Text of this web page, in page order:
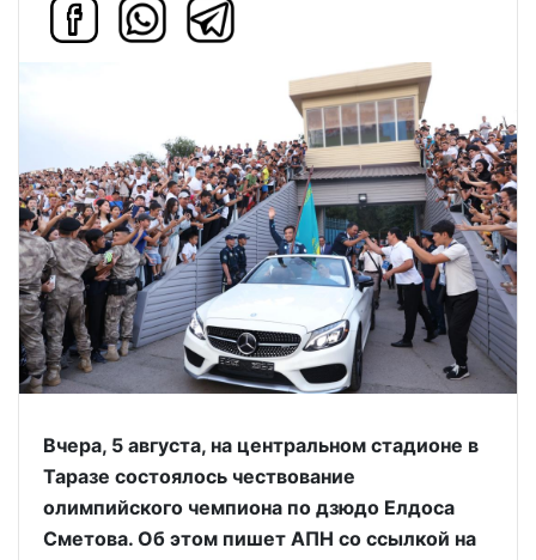
Вчера, 5 августа, на центральном стадионе в
Таразе состоялось чествование
олимпийского чемпиона по дзюдо Елдоса
Сметова. Об этом пишет АПН со ссылкой на